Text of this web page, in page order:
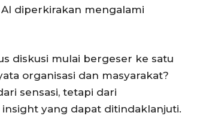
diperkirakan mengalami
diskusi mulai bergeser ke satu
organisasi dan masyarakat?
sensasi, tetapi dari
yang dapat ditindaklanjuti.